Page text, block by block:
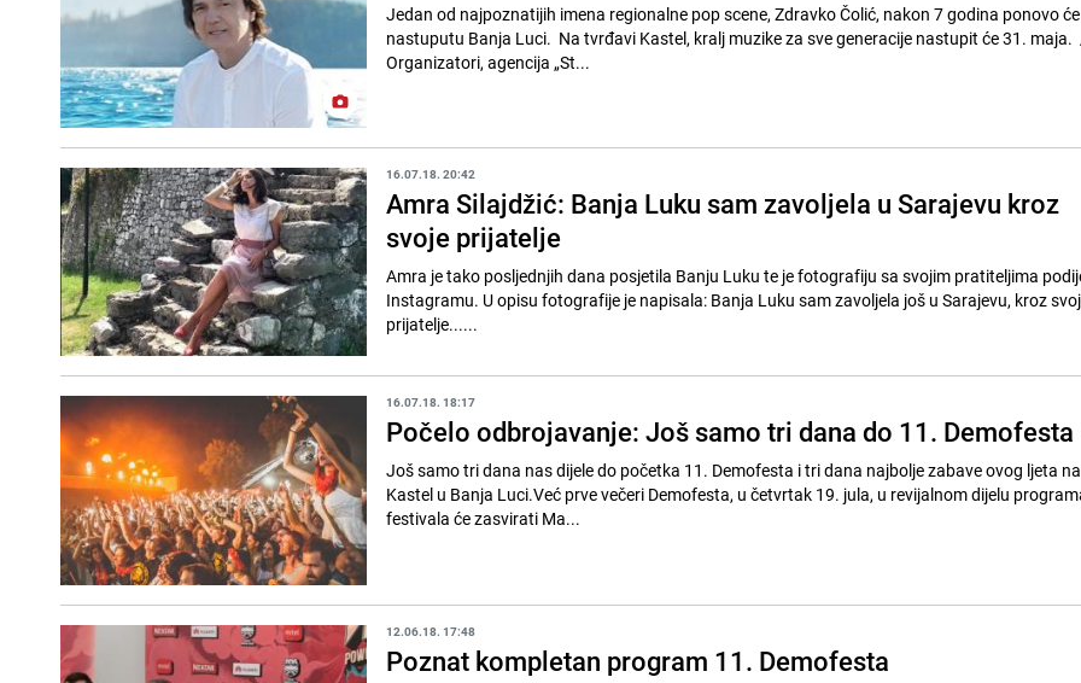
Jedan od najpoznatijih imena regionalne pop scene, Zdravko Čolić, nakon 7 godina ponovo će
nastuputu Banja Luci. Na tvrđavi Kastel, kralj muzike za sve generacije nastupit će 31. maja. //
Organizatori, agencija „St...
16.07.18. 20:42
Amra Silajdžić: Banja Luku sam zavoljela u Sarajevu kroz
svoje prijatelje
Amra je tako posljednjih dana posjetila Banju Luku te je fotografiju sa svojim pratiteljima
Instagramu. U opisu fotografije je napisala: Banja Luku sam zavoljela još u Sarajevu, kroz
prijatelje......
16.07.18. 18:17
Počelo odbrojavanje: Još samo tri dana do 11. Demofesta
Još samo tri dana nas dijele do početka 11. Demofesta i tri dana najbolje zabave ovog ljeta
Kastel u Banja Luci.Već prve večeri Demofesta, u četvrtak 19. jula, u revijalnom dijelu
festivala će zasvirati Ma...
12.06.18. 17:48
Poznat kompletan program 11. Demofesta